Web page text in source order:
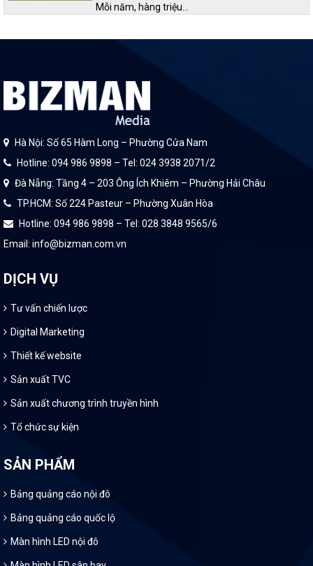
Mỗi năm, hàng triệu…
Hà Nội: Số 65 Hàm Long – Phường Cửa Nam
Hotline: 094 986 9898 – Tel: 024 3938 2071/2
Đà Nẵng: Tầng 4 – 203 Ông Ích Khiêm – Phường Hải Châu
TP.HCM: Số 224 Pasteur – Phường Xuân Hòa
Hotline: 094 986 9898 – Tel: 028 3848 9565/6
Email: info@bizman.com.vn
DỊCH VỤ
Tư vấn chiến lược
Digital Marketing
Thiết kế website
Sản xuất TVC
Sản xuất chương trình truyền hình
Tổ chức sự kiện
SẢN PHẨM
Bảng quảng cáo nội đô
Bảng quảng cáo quốc lộ
Màn hình LED nội đô